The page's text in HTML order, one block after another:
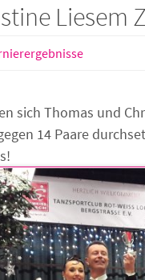
Liesem
sich Thomas und
14 Paare